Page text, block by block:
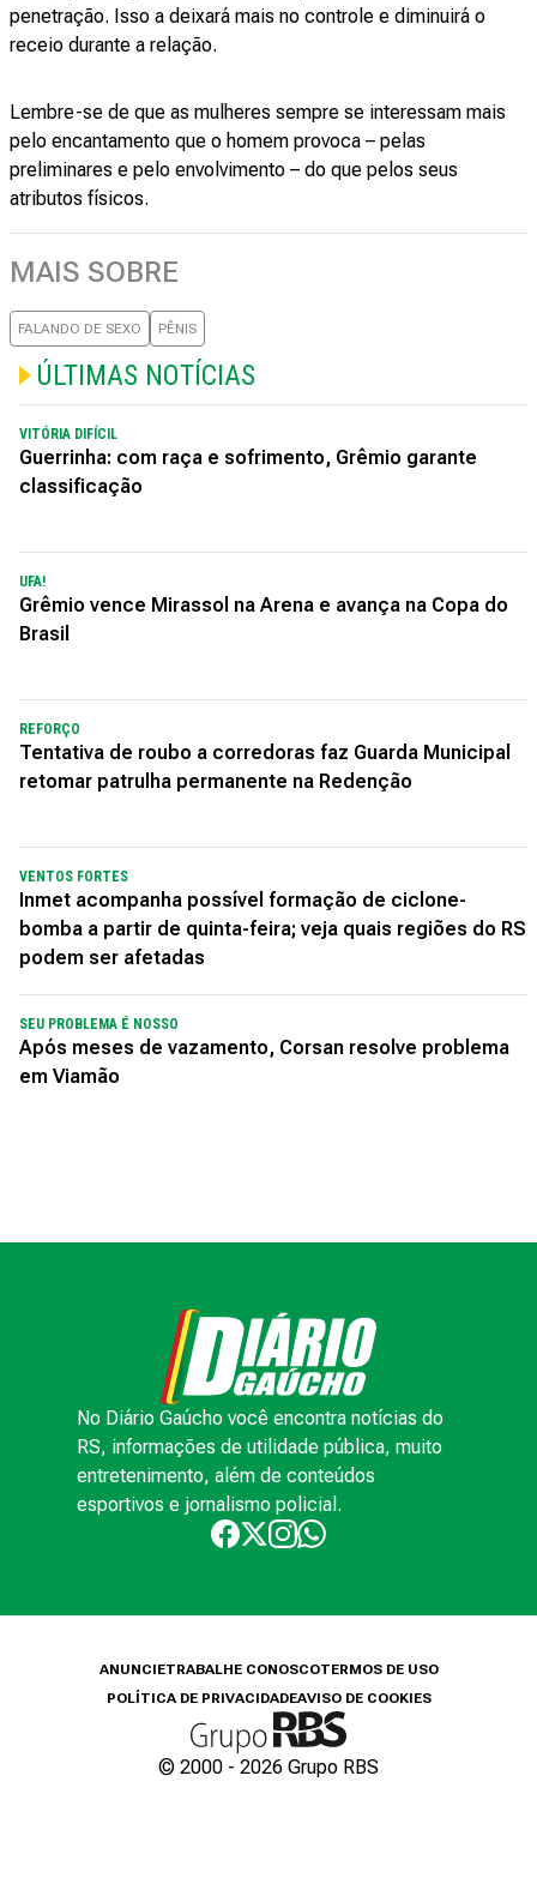
penetração. Isso a deixará mais no controle e diminuirá o
receio durante a relação.
Lembre-se de que as mulheres sempre se interessam mais
pelo encantamento que o homem provoca – pelas
preliminares e pelo envolvimento – do que pelos seus
atributos físicos.
MAIS SOBRE
FALANDO DE SEXO PÊNIS
ÚLTIMAS NOTÍCIAS
VITÓRIA DIFÍCIL
Guerrinha: com raça e sofrimento, Grêmio garante
classificação
UFA!
Grêmio vence Mirassol na Arena e avança na Copa do
Brasil
REFORÇO
Tentativa de roubo a corredoras faz Guarda Municipal
retomar patrulha permanente na Redenção
VENTOS FORTES
Inmet acompanha possível formação de ciclone-
bomba a partir de quinta-feira; veja quais regiões do RS
podem ser afetadas
SEU PROBLEMA É NOSSO
Após meses de vazamento, Corsan resolve problema
em Viamão
No Diário Gaúcho você encontra notícias do
RS, informações de utilidade pública, muito
entretenimento, além de conteúdos
esportivos e jornalismo policial.
ANUNCIETRABALHE CONOSCOTERMOS DE USO
POLÍTICA DE PRIVACIDADEAVISO DE COOKIES
© 2000 - 2026 Grupo RBS